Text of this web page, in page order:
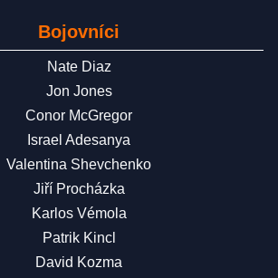
Bojovníci
Nate Diaz
Jon Jones
Conor McGregor
Israel Adesanya
Valentina Shevchenko
Jiří Procházka
Karlos Vémola
Patrik Kincl
David Kozma